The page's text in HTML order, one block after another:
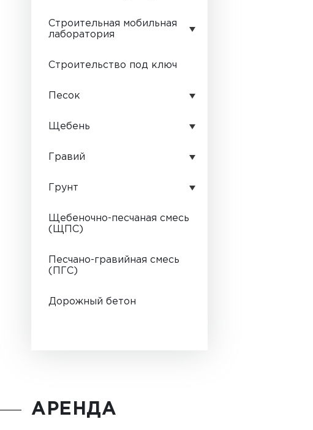
Строительная мобильная
лаборатория
Лабораторное
сопровождение
Строительство под ключ
Песок
Песок карьерный
Щебень
Щебень гравийный
Щебень вторичный
Габбро-диабаз
Гравий
Бутовый камень
Грунт
Растительный грунт
Торф
Торфопесчаная смесь
Щебеночно-песчаная смесь
(ЩПС)
Песчано-гравийная смесь
(ПГС)
Дорожный бетон
АРЕНДА